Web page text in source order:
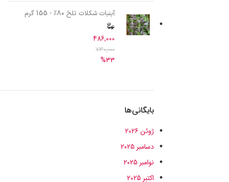
آبنبات شکلات تلخ ۸۰٪ - 155 گرم
486,000
730,000
%33
بایگانی‌ها
ژوئن 2026
دسامبر 2025
نوامبر 2025
اکتبر 2025